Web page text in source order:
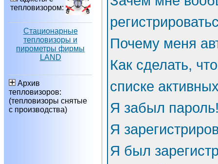
тепловизором:
Стационарные
тепловизоры и
пирометры фирмы
LAND
Архив
тепловизоров:
(тепловизоры снятые
с производства)
Почему меня
Как сделать,
списке
Я забыл
Я
Я был